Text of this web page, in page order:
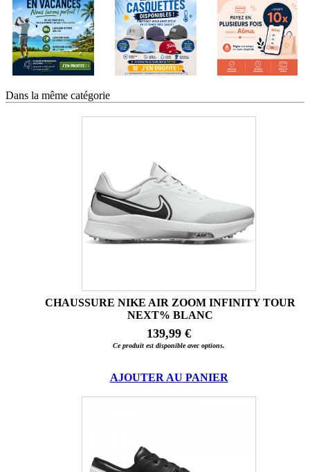
Dans la même catégorie
CHAUSSURE NIKE AIR ZOOM INFINITY TOUR
NEXT% BLANC
139,99 €
Ce produit est disponible avec options.
AJOUTER AU PANIER